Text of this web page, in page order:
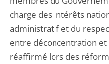
charge des intérêts
administratif et du
entre déconcentration
réaffirmé lors des